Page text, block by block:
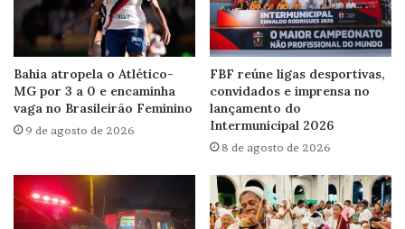
Bahia atropela o Atlético-
MG por 3 a 0 e encaminha
vaga no Brasileirão Feminino
9 de agosto de 2026
FBF reúne ligas desportivas,
convidados e imprensa no
lançamento do
Intermunicipal 2026
8 de agosto de 2026